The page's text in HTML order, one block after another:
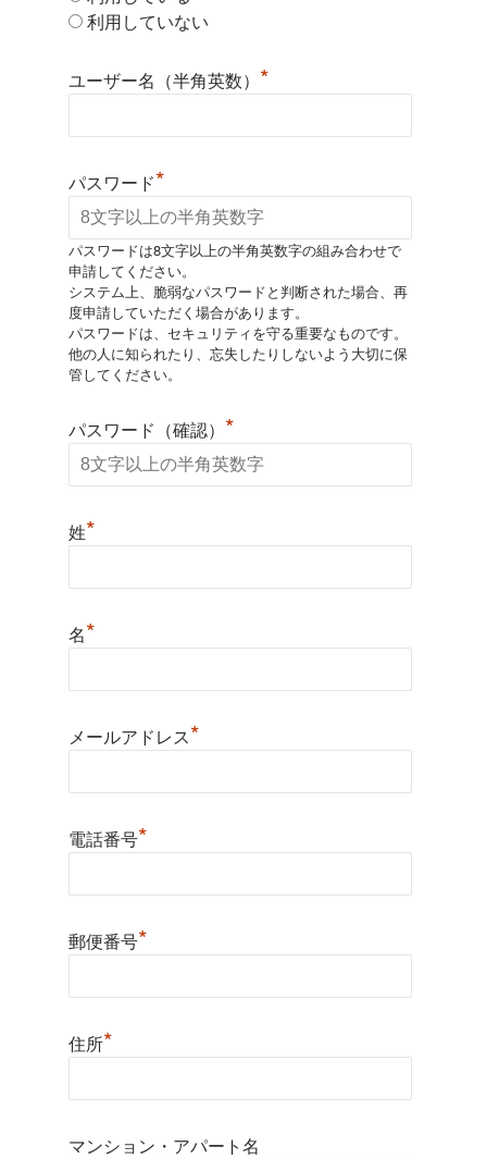
利用していない
ユーザー名（半角英数） *
パスワード*
パスワードは8文字以上の半角英数字の組み合わせで
申請してください。
システム上、脆弱なパスワードと判断された場合、再
度申請していただく場合があります。
パスワードは、セキュリティを守る重要なものです。
他の人に知られたり、忘失したりしないよう大切に保
管してください。
パスワード（確認） *
姓*
名*
メールアドレス*
電話番号*
郵便番号*
住所*
マンション・アパート名